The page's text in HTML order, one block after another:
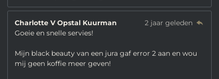
Charlotte V Opstal Kuurman
2 jaar geleden
Goeie en snelle servies!
Mijn black beauty van een jura gaf error 2 aan en wou
mij geen koffie meer geven!